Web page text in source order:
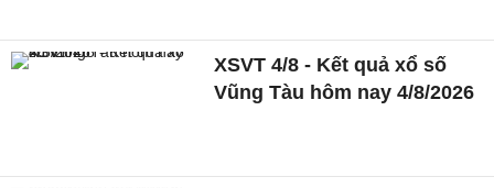
XSVT 4/8 - Kết quả xổ số
Vũng Tàu hôm nay 4/8/2026